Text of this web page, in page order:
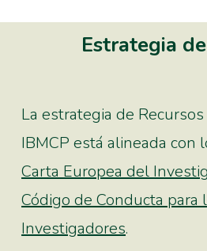
Estrategia
La estrategia de
IBMCP está alineada con
Carta Europea del
Código de Conducta para
Investigadores.